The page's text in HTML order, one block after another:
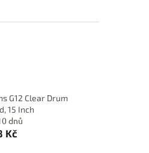
G12 Clear Drum
15 Inch
dnů
Kč